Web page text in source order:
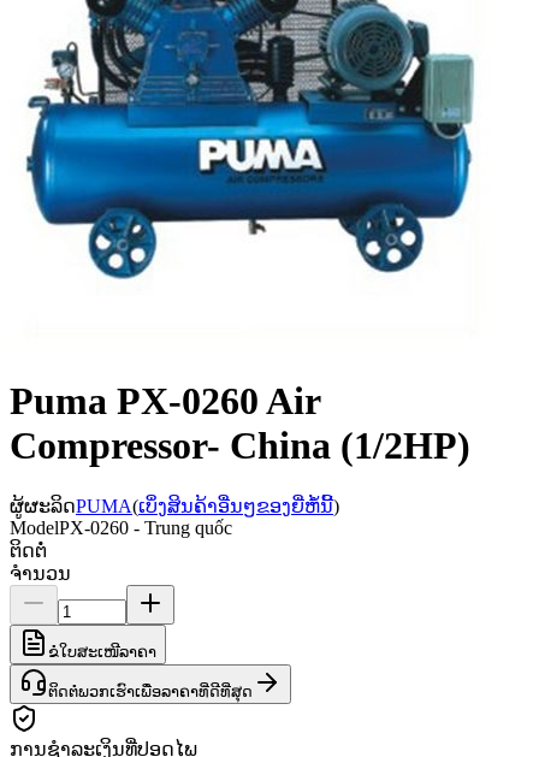
Puma PX-0260 Air
Compressor- China (1/2HP)
ຜູ້ຜະລິດPUMA(ເບິ່ງສິນຄ້າອື່ນໆຂອງຍີ່ຫໍ້ນີ້)
ModelPX-0260 - Trung quốc
ຕິດຕໍ່
ຈຳນວນ
ຂໍໃບສະເໜີລາຄາ
ຕິດຕໍ່ພວກເຮົາເພື່ອລາຄາທີ່ດີທີ່ສຸດ
ການຊຳລະເງິນທີ່ປອດໄພ